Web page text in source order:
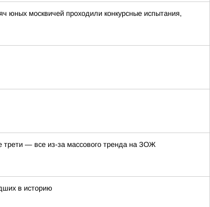
юных москвичей проходили конкурсные испытания,
трети — все из-за массового тренда на ЗОЖ
в историю